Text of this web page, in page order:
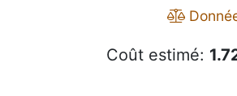
Coût estimé: